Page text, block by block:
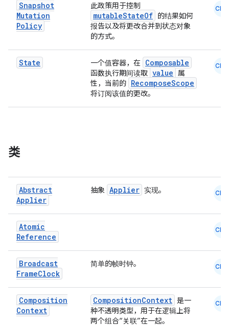
Snapshot
Mutation
Policy
此政策用于控制
mutableStateOf 的结果如何
报告以及将更改合并到状态对象
的方式。
CMN
State 一个值容器，在 Composable
函数执行期间读取 value 属
性，当前的 RecomposeScope
将订阅该值的更改。
CMN
类
Abstract
Applier
抽象 Applier 实现。 CMN
Atomic
Reference
CMN
Broadcast
FrameClock
简单的帧时钟。 CMN
Composition
Context
CompositionContext 是一
种不透明类型，用于在逻辑上将
两个组合“关联”在一起。
CMN